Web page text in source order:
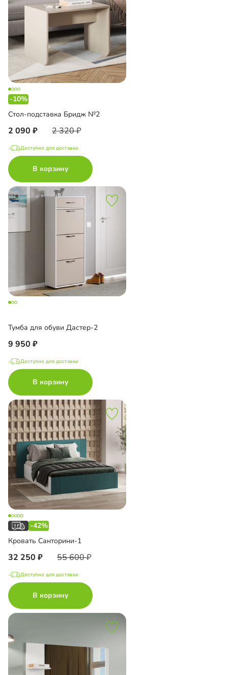
-10%
Стол-подставка Бридж №2
2 090 2 320
Доступно для доставки
В корзину
Тумба для обуви Дастер-2
9 950
Доступно для доставки
В корзину
-42%
Кровать Санторини-1
32 250 55 600
Доступно для доставки
В корзину